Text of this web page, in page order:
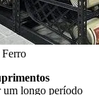
Ferro
um longo período